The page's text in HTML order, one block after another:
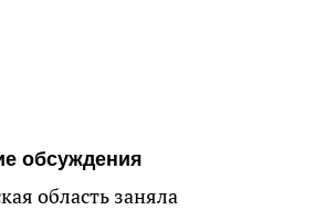
обсуждения
область заняла